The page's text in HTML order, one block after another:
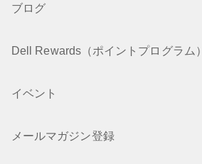
ブログ
Dell Rewards（ポイントプログラム）
イベント
メールマガジン登録